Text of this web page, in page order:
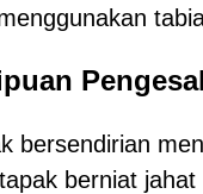
bersendirian
berniat